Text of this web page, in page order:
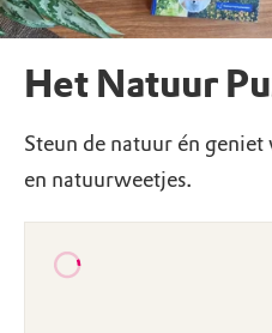
Het Natuur
Steun de natuur én
en natuurweetjes.